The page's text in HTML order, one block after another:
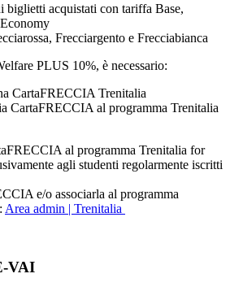
biglietti acquistati con tariffa Base,
Frecciargento e Frecciabianca
PLUS 10%, è necessario:
CartaFRECCIA Trenitalia
CartaFRECCIA al programma Trenitalia
al programma Trenitalia for
agli studenti regolarmente iscritti
e/o associarla al programma
Area admin | Trenitalia
VAI